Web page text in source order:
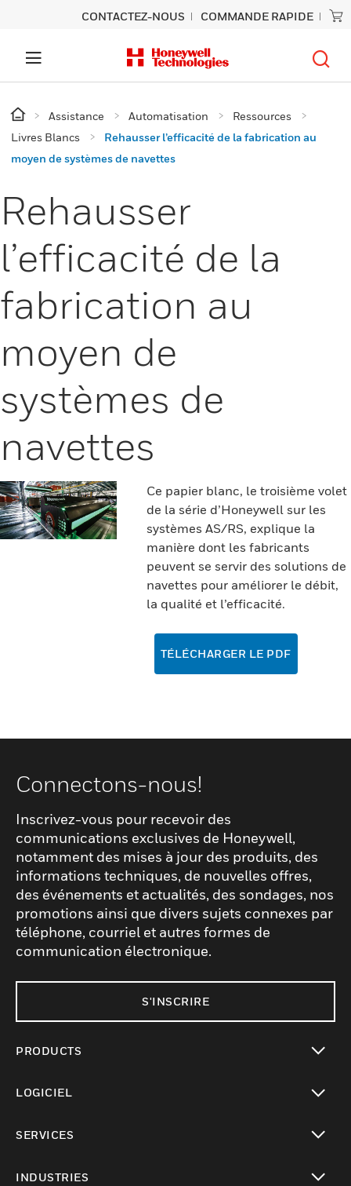
CONTACTEZ-NOUS COMMANDE RAPIDE
Assistance Automatisation
Ressources
Livres Blancs
Rehausser l’efficacité de la fabrication au
moyen de systèmes de navettes
Rehausser
l’efficacité de la
fabrication au
moyen de
systèmes de
navettes
Ce papier blanc, le troisième volet
de la série d’Honeywell sur les
systèmes AS/RS, explique la
manière dont les fabricants
peuvent se servir des solutions de
navettes pour améliorer le débit,
la qualité et l’efficacité.
TÉLÉCHARGER LE PDF
Connectons-nous!
Inscrivez-vous pour recevoir des
communications exclusives de Honeywell,
notamment des mises à jour des produits, des
informations techniques, de nouvelles offres,
des événements et actualités, des sondages, nos
promotions ainsi que divers sujets connexes par
téléphone, courriel et autres formes de
communication électronique.
S'INSCRIRE
PRODUCTS
LOGICIEL
SERVICES
INDUSTRIES